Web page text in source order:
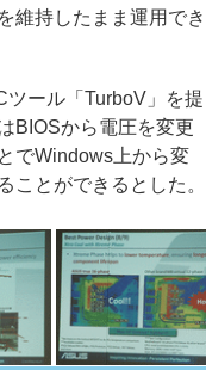
維持したまま運用でき
ール「TurboV」を提
BIOSから電圧を変更
でWindows上から変
ことができるとした。